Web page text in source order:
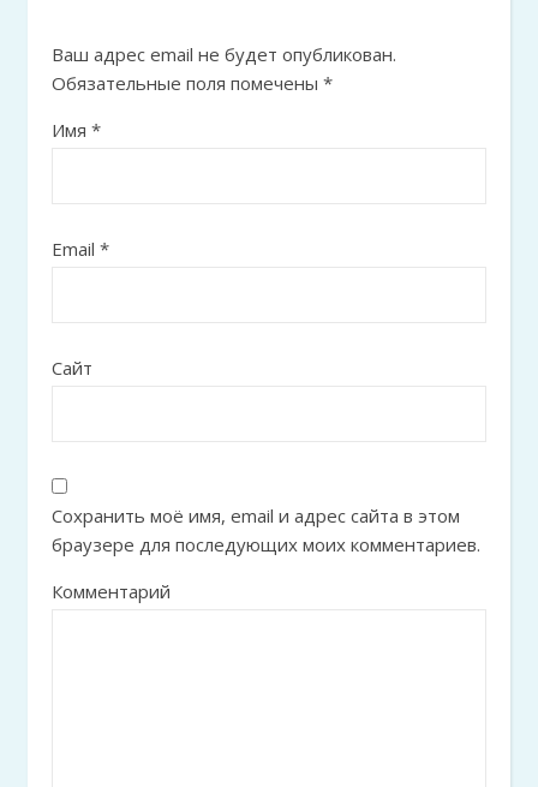
Ваш адрес email не будет опубликован.
Обязательные поля помечены *
Имя *
Email *
Сайт
Сохранить моё имя, email и адрес сайта в этом
браузере для последующих моих комментариев.
Комментарий